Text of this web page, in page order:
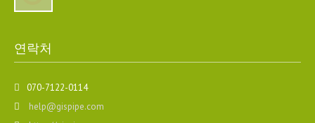
연락처
070-7122-0114
help@gispipe.com